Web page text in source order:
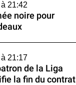
21:42
noire pour
21:17
de la Liga
la fin du contrat